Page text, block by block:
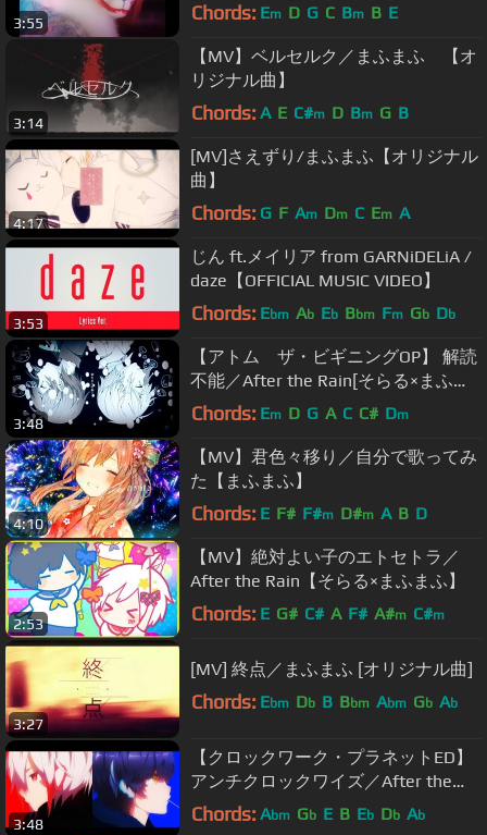
3:55 Chords: Em D G C Bm B E
3:14
【MV】ベルセルク／まふまふ 【オ
リジナル曲】
Chords: A E C#m D Bm G B
4:17
[MV]さえずり/まふまふ【オリジナル
曲】
Chords: G F Am Dm C Em A
3:53
じん ft.メイリア from GARNiDELiA /
daze【OFFICIAL MUSIC VIDEO】
Chords: Ebm Ab Eb Bbm Fm Gb Db
3:48
【アトム ザ・ビギニングOP】 解読
不能／After the Rain[そらる×まふま
ふ]
Chords: Em D G A C C# Dm
4:10
【MV】君色々移り／自分で歌ってみ
た【まふまふ】
Chords: E F# F#m D#m A B D
2:53
【MV】絶対よい子のエトセトラ／
After the Rain【そらる×まふまふ】
Chords: E G# C# A F# A#m C#m
3:27
[MV] 終点／まふまふ [オリジナル曲]
Chords: Ebm Db B Bbm Abm Gb Ab
3:48
【クロックワーク・プラネットED】
アンチクロックワイズ／After the
Rain【そらる×まふまふ】
Chords: Abm Gb E B Eb Db Ab